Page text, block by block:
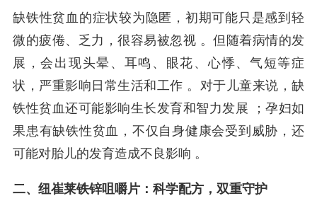
缺铁性贫血的症状较为隐匿，初期可能只是感到轻
微的疲倦、乏力，很容易被忽视 。但随着病情的发
展，会出现头晕、耳鸣、眼花、心悸、气短等症
状，严重影响日常生活和工作 。对于儿童来说，缺
铁性贫血还可能影响生长发育和智力发展 ；孕妇如
果患有缺铁性贫血，不仅自身健康会受到威胁，还
可能对胎儿的发育造成不良影响 。
二、纽崔莱铁锌咀嚼片：科学配方，双重守护